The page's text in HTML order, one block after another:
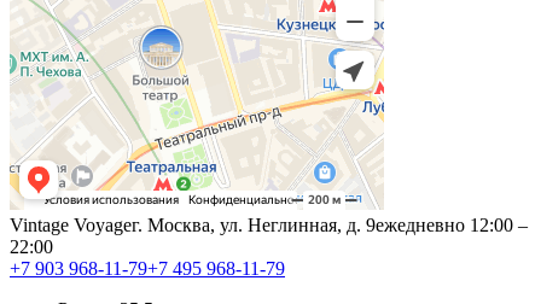
Vintage Voyageг. Москва, ул. Неглинная, д. 9ежедневно 12:00 –
22:00
+7 903 968-11-79+7 495 968-11-79